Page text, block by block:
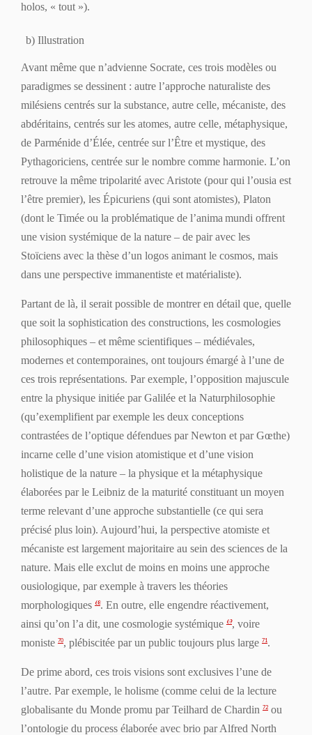
holos, « tout »).
b) Illustration
Avant même que n’advienne Socrate, ces trois modèles ou
paradigmes se dessinent : autre l’approche naturaliste des
milésiens centrés sur la substance, autre celle, mécaniste, des
ab­déritains, centrés sur les atomes, autre celle, métaphysique,
de Parménide d’Élée, centrée sur l’Être et mystique, des
Pythagoriciens, centrée sur le nombre comme harmonie. L’on
retrouve la même tripolarité avec Aristote (pour qui l’ousia est
l’être premier), les Épicuriens (qui sont atomistes), Platon
(dont le Timée ou la problématique de l’anima mundi offrent
une vision systémique de la nature – de pair avec les
Stoïciens avec la thèse d’un logos animant le cosmos, mais
dans une perspective immanentiste et matérialiste).
Partant de là, il serait possible de montrer en détail que, quelle
que soit la sophistication des constructions, les cosmologies
philosophiques – et même scientifiques – médiévales,
modernes et contemporaines, ont toujours émargé à l’une de
ces trois représentations. Par exemple, l’opposition majuscule
entre la physique initiée par Galilée et la Naturphilosophie
(qu’exemplifient par exemple les deux conceptions
contrastées de l’optique défendues par Newton et par Gœthe)
incarne celle d’une vision atomistique et d’une vision
holistique de la nature – la physique et la métaphysique
élaborées par le Leibniz de la maturité constituant un moyen
terme relevant d’une approche substantielle (ce qui sera
précisé plus loin). Aujourd’hui, la perspective atomiste et
mécaniste est largement majoritaire au sein des sciences de la
nature. Mais elle exclut de moins en moins une approche
ousiologique, par exemple à travers les théories
morphologiques 68. En outre, elle engendre réactivement,
ainsi qu’on l’a dit, une cosmologie systémique 69, voire
moniste 70, plébiscitée par un public toujours plus large 71.
De prime abord, ces trois visions sont exclusives l’une de
l’autre. Par exemple, le holisme (comme celui de la lecture
globalisante du Monde promu par Teilhard de Chardin 72 ou
l’ontologie du process élaborée avec brio par Alfred North